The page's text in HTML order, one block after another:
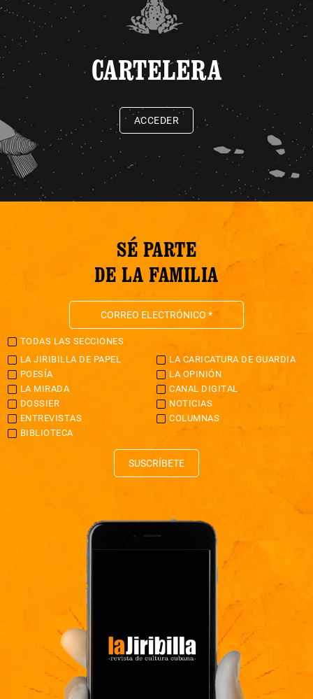
CARTELERA
ACCEDER
SÉ PARTE
DE LA FAMILIA
TODAS LAS SECCIONES
LA JIRIBILLA DE PAPEL
LA CARICATURA DE GUARDIA
POESÍA
LA OPINIÓN
LA MIRADA
CANAL DIGITAL
DOSSIER
NOTICIAS
ENTREVISTAS
COLUMNAS
BIBLIOTECA
SUSCRÍBETE